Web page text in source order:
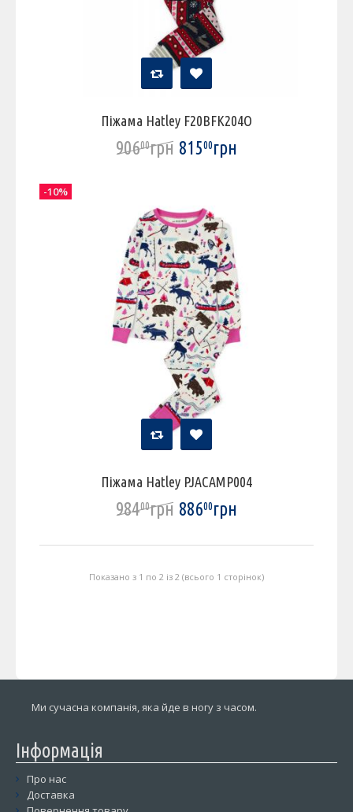
Піжама Hatley F20BFK204O
90600грн 81500грн
Піжама Hatley PJACAMP004
98400грн 88600грн
-10%
Показано з 1 по 2 із 2 (всього 1 сторінок)
Ми сучасна компанія, яка йде в ногу з часом.
Інформація
Про нас
Доставка